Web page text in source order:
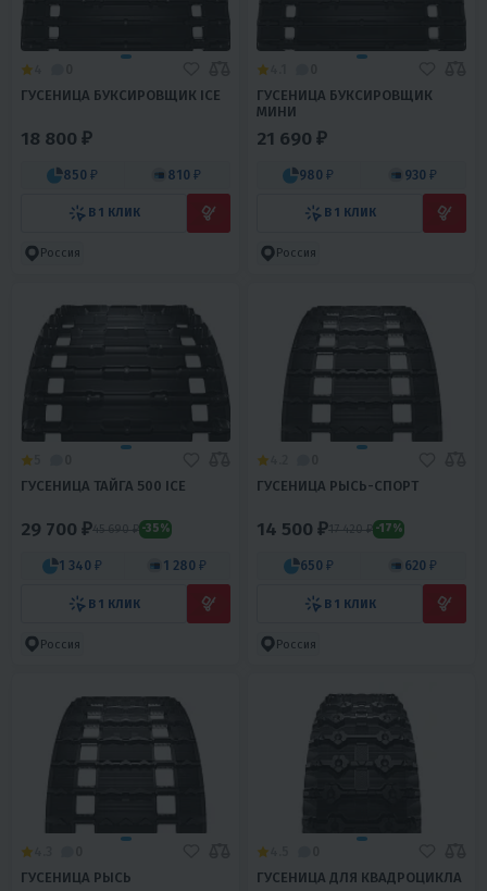
ГУСЕНИЦА БУКСИРОВЩИК ICE
18 800 ₽
850 ₽ 810 ₽
В 1 КЛИК
Россия
ГУСЕНИЦА БУКСИРОВЩИК
МИНИ
21 690 ₽
980 ₽ 930 ₽
В 1 КЛИК
Россия
ГУСЕНИЦА ТАЙГА 500 ICE
29 700 ₽45 690 ₽ -35%
1 340 ₽ 1 280 ₽
В 1 КЛИК
Россия
ГУСЕНИЦА РЫСЬ-СПОРТ
14 500 ₽17 420 ₽ -17%
650 ₽ 620 ₽
В 1 КЛИК
Россия
ГУСЕНИЦА РЫСЬ ГУСЕНИЦА ДЛЯ КВАДРОЦИКЛА